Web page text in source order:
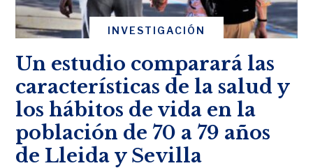
INVESTIGACIÓN
Un estudio comparará las
características de la salud y
los hábitos de vida en la
población de 70 a 79 años
de Lleida y Sevilla